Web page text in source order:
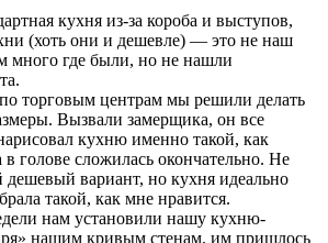
кухня из-за короба и выступов,
(хоть они и дешевле) — это не наш
много где были, но не нашли
торговым центрам мы решили делать
Вызвали замерщика, он все
кухню именно такой, как
в голове сложилась окончательно. Не
дешевый вариант, но кухня идеально
такой, как мне нравится.
нам установили нашу кухню-
нашим кривым стенам, им пришлось